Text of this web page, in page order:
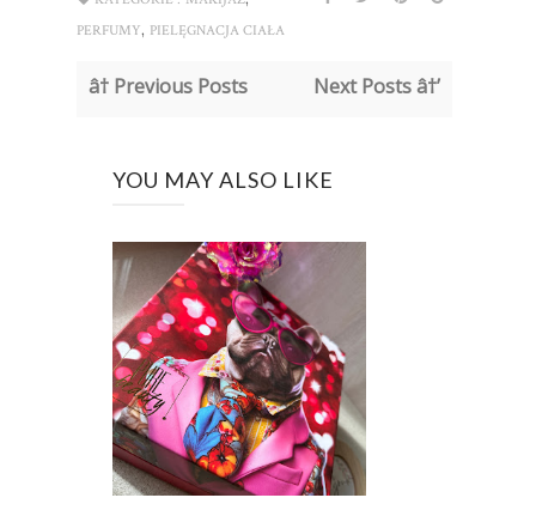
PERFUMY, PIELĘGNACJA CIAŁA
â† Previous Posts Next Posts â†’
YOU MAY ALSO LIKE